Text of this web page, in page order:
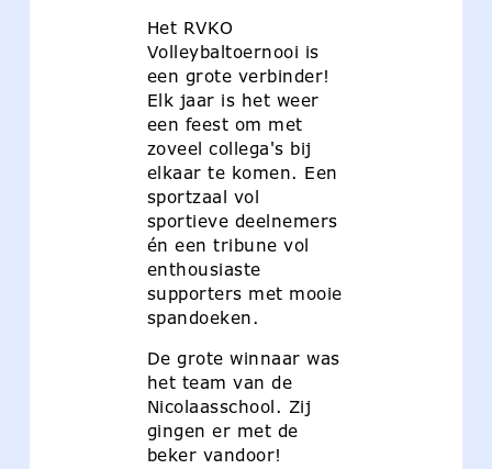
Het RVKO
Volleybaltoernooi is
een grote verbinder!
Elk jaar is het weer
een feest om met
zoveel collega's bij
elkaar te komen. Een
sportzaal vol
sportieve deelnemers
én een tribune vol
enthousiaste
supporters met mooie
spandoeken.
De grote winnaar was
het team van de
Nicolaasschool. Zij
gingen er met de
beker vandoor!